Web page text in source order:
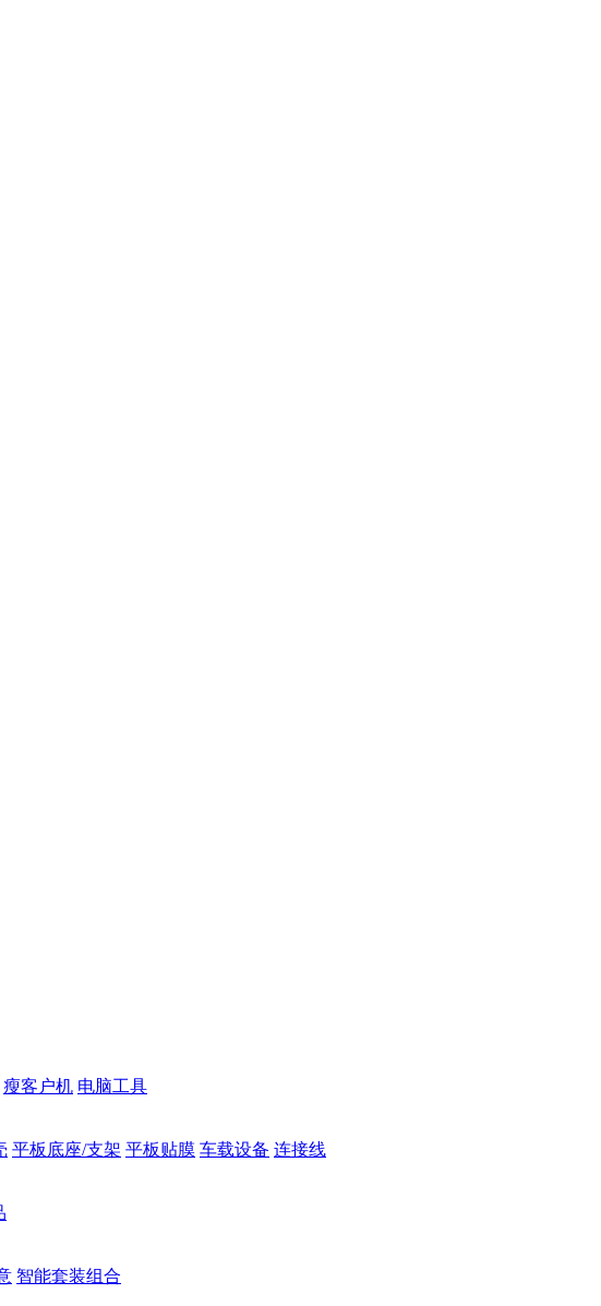
瘦客户机 电脑工具
平板底座/支架 平板贴膜 车载设备 连接线
智能套装组合